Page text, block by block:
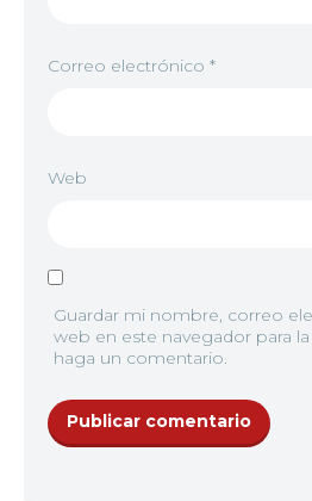
Correo electrónico *
Web
Guardar mi nombre, correo
web en este navegador para
haga un comentario.